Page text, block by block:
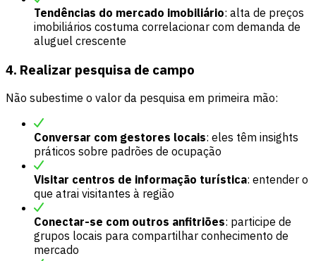
Tendências do mercado imobiliário: alta de preços
imobiliários costuma correlacionar com demanda de
aluguel crescente
4. Realizar pesquisa de campo
Não subestime o valor da pesquisa em primeira mão:
Conversar com gestores locais: eles têm insights
práticos sobre padrões de ocupação
Visitar centros de informação turística: entender o
que atrai visitantes à região
Conectar-se com outros anfitriões: participe de
grupos locais para compartilhar conhecimento de
mercado